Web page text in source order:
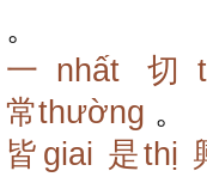
。
一nhất
切
常thường 。
皆giai 是thị